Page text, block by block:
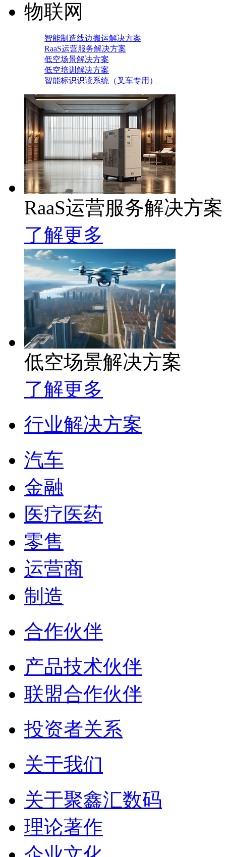
物联网
智能制造线边搬运解决方案
RaaS运营服务解决方案
低空场景解决方案
低空培训解决方案
智能标识识读系统（叉车专用）
RaaS运营服务解决方案
了解更多
低空场景解决方案
了解更多
行业解决方案
汽车
金融
医疗医药
零售
运营商
制造
合作伙伴
产品技术伙伴
联盟合作伙伴
投资者关系
关于我们
关于聚鑫汇数码
理论著作